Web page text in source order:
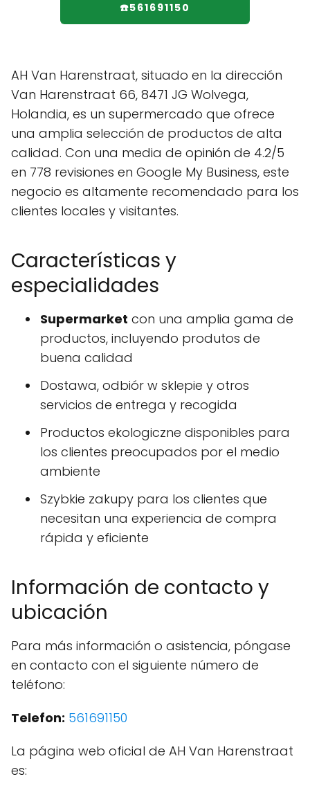
☎️561691150
AH Van Harenstraat, situado en la dirección
Van Harenstraat 66, 8471 JG Wolvega,
Holandia, es un supermercado que ofrece
una amplia selección de productos de alta
calidad. Con una media de opinión de 4.2/5
en 778 revisiones en Google My Business, este
negocio es altamente recomendado para los
clientes locales y visitantes.
Características y
especialidades
Supermarket con una amplia gama de
productos, incluyendo produtos de
buena calidad
Dostawa, odbiór w sklepie y otros
servicios de entrega y recogida
Productos ekologiczne disponibles para
los clientes preocupados por el medio
ambiente
Szybkie zakupy para los clientes que
necesitan una experiencia de compra
rápida y eficiente
Información de contacto y
ubicación
Para más información o asistencia, póngase
en contacto con el siguiente número de
teléfono:
Telefon: 561691150
La página web oficial de AH Van Harenstraat
es: